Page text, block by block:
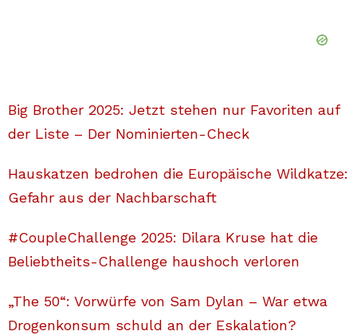
Big Brother 2025: Jetzt stehen nur Favoriten auf
der Liste – Der Nominierten-Check
Hauskatzen bedrohen die Europäische Wildkatze:
Gefahr aus der Nachbarschaft
#CoupleChallenge 2025: Dilara Kruse hat die
Beliebtheits-Challenge haushoch verloren
„The 50“: Vorwürfe von Sam Dylan – War etwa
Drogenkonsum schuld an der Eskalation?